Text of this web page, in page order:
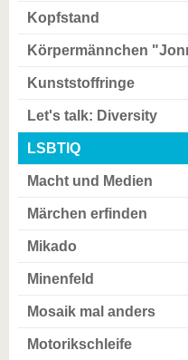
Kopfstand
Körpermännchen
Kunststoffringe
Let's talk: Diversity
LSBTIQ
Macht und Medien
Märchen erfinden
Mikado
Minenfeld
Mosaik mal anders
Motorikschleife